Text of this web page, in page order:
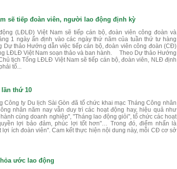
sẽ tiếp đoàn viên, người lao động định kỳ
(LĐLĐ) Việt Nam sẽ tiếp cán bộ, đoàn viên công đoàn và
1 ngày ấn định vào các ngày thứ năm của tuần thứ tư hàng
thảo Hướng dẫn việc tiếp cán bộ, đoàn viên công đoàn (CĐ)
LĐLĐ Việt Nam soạn thảo và ban hành. Theo Dự thảo Hướng
tịch Tổng LĐLĐ Việt Nam sẽ tiếp cán bộ, đoàn viên, NLĐ định
tổ...
lần thứ 10
Công ty Du lịch Sài Gòn đã tổ chức khai mạc Tháng Công nhân
nhân năm nay vẫn duy trì các hoạt động hay, hiệu quả như
cùng doanh nghiệp", "Tháng lao động giỏi", tổ chức các hoạt
lợi bảo đảm, phúc lợi tốt hơn"… Trong đó, điểm nhấn là
ích đoàn viên". Cam kết thực hiện nội dung này, mỗi CĐ cơ sở
ước lao động